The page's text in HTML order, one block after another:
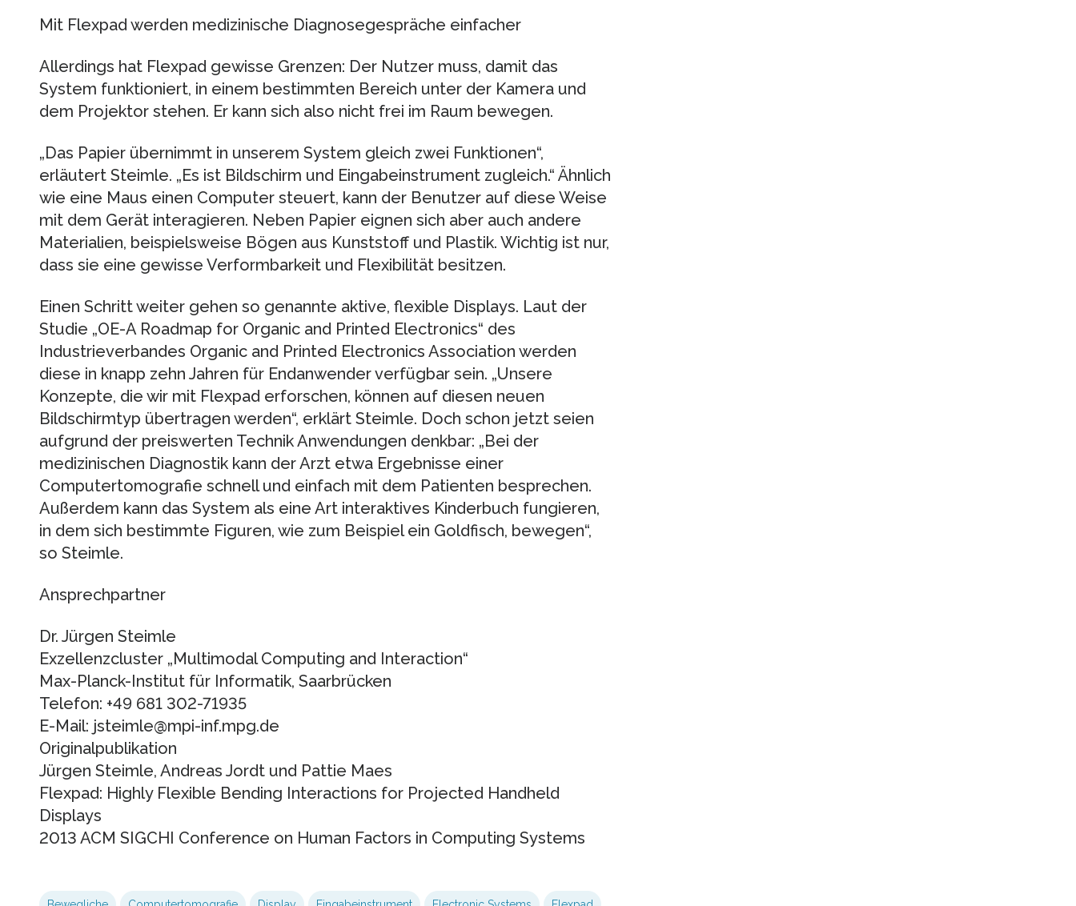
Mit Flexpad werden medizinische Diagnosegespräche einfacher
Allerdings hat Flexpad gewisse Grenzen: Der Nutzer muss, damit das
System funktioniert, in einem bestimmten Bereich unter der Kamera und
dem Projektor stehen. Er kann sich also nicht frei im Raum bewegen.
„Das Papier übernimmt in unserem System gleich zwei Funktionen“,
erläutert Steimle. „Es ist Bildschirm und Eingabeinstrument zugleich.“ Ähnlich
wie eine Maus einen Computer steuert, kann der Benutzer auf diese Weise
mit dem Gerät interagieren. Neben Papier eignen sich aber auch andere
Materialien, beispielsweise Bögen aus Kunststoff und Plastik. Wichtig ist nur,
dass sie eine gewisse Verformbarkeit und Flexibilität besitzen.
Einen Schritt weiter gehen so genannte aktive, flexible Displays. Laut der
Studie „OE-A Roadmap for Organic and Printed Electronics“ des
Industrieverbandes Organic and Printed Electronics Association werden
diese in knapp zehn Jahren für Endanwender verfügbar sein. „Unsere
Konzepte, die wir mit Flexpad erforschen, können auf diesen neuen
Bildschirmtyp übertragen werden“, erklärt Steimle. Doch schon jetzt seien
aufgrund der preiswerten Technik Anwendungen denkbar: „Bei der
medizinischen Diagnostik kann der Arzt etwa Ergebnisse einer
Computertomografie schnell und einfach mit dem Patienten besprechen.
Außerdem kann das System als eine Art interaktives Kinderbuch fungieren,
in dem sich bestimmte Figuren, wie zum Beispiel ein Goldfisch, bewegen“,
so Steimle.
Ansprechpartner
Dr. Jürgen Steimle
Exzellenzcluster „Multimodal Computing and Interaction“
Max-Planck-Institut für Informatik, Saarbrücken
Telefon: +49 681 302-71935
E-Mail: jsteimle@­mpi-inf.mpg.de
Originalpublikation
Jürgen Steimle, Andreas Jordt und Pattie Maes
Flexpad: Highly Flexible Bending Interactions for Projected Handheld
Displays
2013 ACM SIGCHI Conference on Human Factors in Computing Systems